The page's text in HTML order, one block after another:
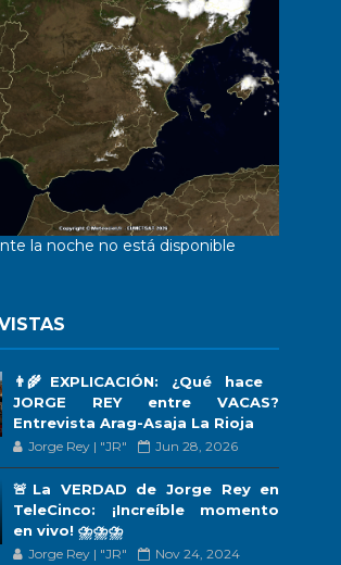
la noche no está disponible
👨‍🌾EXPLICACIÓN: ¿Qué hace
JORGE REY entre VACAS?
Entrevista Arag-Asaja La Rioja
Jorge Rey | "JR" Jun 28, 2026
🚨La VERDAD de Jorge Rey en
TeleCinco: ¡Increíble momento
en vivo! ⛈️⛈️⛈️
Jorge Rey | "JR" Nov 24, 2024